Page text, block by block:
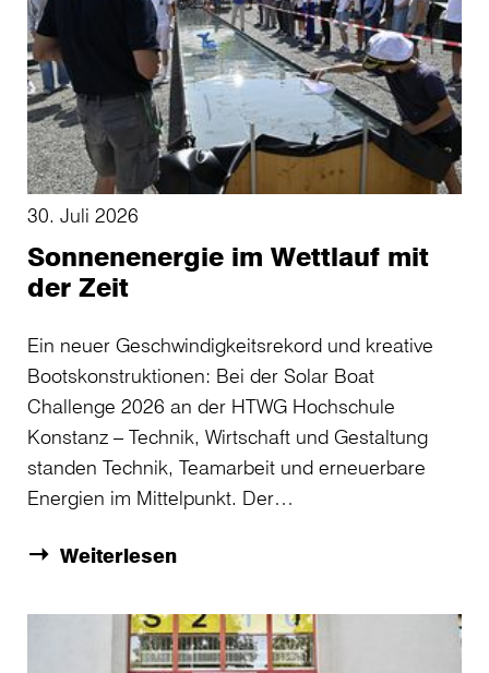
30. Juli 2026
Sonnenenergie im Wettlauf mit
der Zeit
Ein neuer Geschwindigkeitsrekord und kreative
Bootskonstruktionen: Bei der Solar Boat
Challenge 2026 an der HTWG Hochschule
Konstanz – Technik, Wirtschaft und Gestaltung
standen Technik, Teamarbeit und erneuerbare
Energien im Mittelpunkt. Der…
Weiterlesen